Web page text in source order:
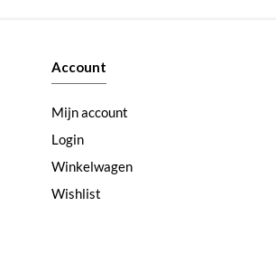
Account
Mijn account
Login
Winkelwagen
Wishlist